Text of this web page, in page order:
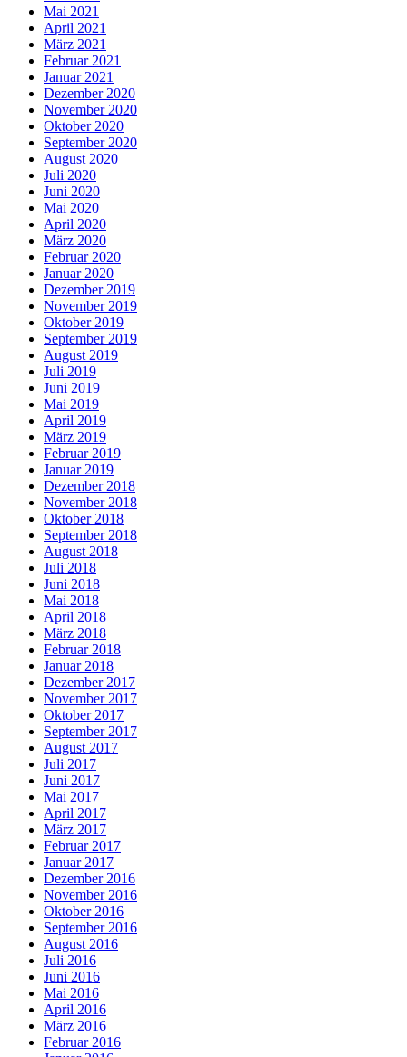
Mai 2021
April 2021
März 2021
Februar 2021
Januar 2021
Dezember 2020
November 2020
Oktober 2020
September 2020
August 2020
Juli 2020
Juni 2020
Mai 2020
April 2020
März 2020
Februar 2020
Januar 2020
Dezember 2019
November 2019
Oktober 2019
September 2019
August 2019
Juli 2019
Juni 2019
Mai 2019
April 2019
März 2019
Februar 2019
Januar 2019
Dezember 2018
November 2018
Oktober 2018
September 2018
August 2018
Juli 2018
Juni 2018
Mai 2018
April 2018
März 2018
Februar 2018
Januar 2018
Dezember 2017
November 2017
Oktober 2017
September 2017
August 2017
Juli 2017
Juni 2017
Mai 2017
April 2017
März 2017
Februar 2017
Januar 2017
Dezember 2016
November 2016
Oktober 2016
September 2016
August 2016
Juli 2016
Juni 2016
Mai 2016
April 2016
März 2016
Februar 2016